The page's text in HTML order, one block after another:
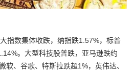
数集体收跌，纳指跌1.57%，标普
。大型科技股普跌，亚马逊跌约
软、谷歌、特斯拉跌超1%，英伟达、